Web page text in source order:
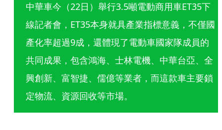
中華車今（22日）舉行3.5噸電動商用車ET35下
線記者會，ET35本身就具產業指標意義，不僅國
產化率超過9成，還體現了電動車國家隊成員的
共同成果，包含鴻海、士林電機、中華台亞、全
興創新、富智捷、儒億等業者，而這款車主要鎖
定物流、資源回收等市場。